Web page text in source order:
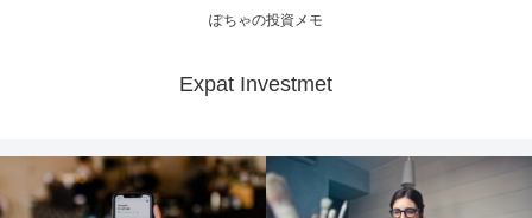
ぽちゃの投資メモ
Expat Investmet